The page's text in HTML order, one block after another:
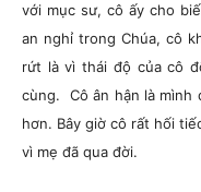
với mục sư, cô ấy cho
an nghỉ trong Chúa, cô
rứt là vì thái độ của cô
cùng. Cô ân hận là mình
hơn. Bây giờ cô rất hối
vì mẹ đã qua đời.